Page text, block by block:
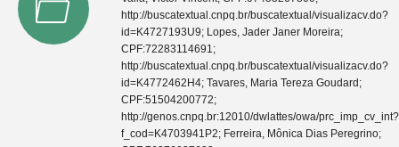
http://buscatextual.cnpq.br/buscatextual/visualizacv.do?
id=K4727193U9; Lopes, Jader Janer Moreira;
CPF:72283114691;
http://buscatextual.cnpq.br/buscatextual/visualizacv.do?
id=K4772462H4; Tavares, Maria Tereza Goudard;
CPF:51504200772;
http://genos.cnpq.br:12010/dwlattes/owa/prc_imp_cv_int?
f_cod=K4703941P2; Ferreira, Mônica Dias Peregrino;